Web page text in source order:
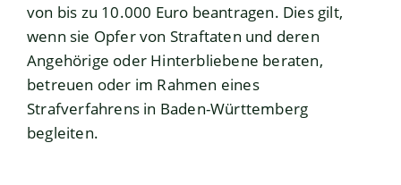
von bis zu 10.000 Euro beantragen. Dies gilt,
wenn sie Opfer von Straftaten und deren
Angehörige oder Hinterbliebene beraten,
betreuen oder im Rahmen eines
Strafverfahrens in Baden-Württemberg
begleiten.